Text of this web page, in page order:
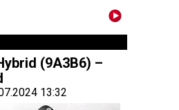
(9A3B6) –
13:32